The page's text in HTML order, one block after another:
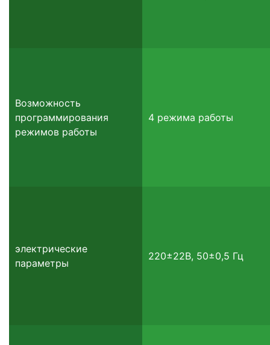
Возможность
программирования
режимов работы
4 режима работы
электрические
параметры
220±22В, 50±0,5 Гц